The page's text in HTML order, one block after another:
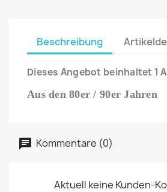
Beschreibung
Dieses Angebot beinhaltet 1
Aus den 80er / 90er Jahren
Kommentare (0)
Aktuell keine Kunden-